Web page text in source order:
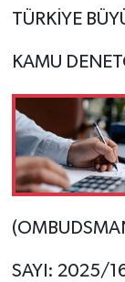
TÜRKİYE
KAMU
SAYI: 2025/